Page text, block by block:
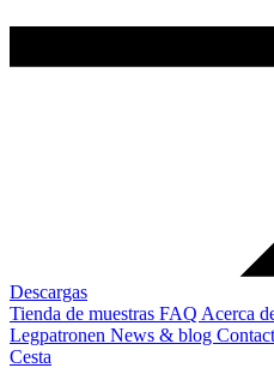
Descargas
Tienda de muestras FAQ Acerca
Legpatronen News & blog Contact
Cesta